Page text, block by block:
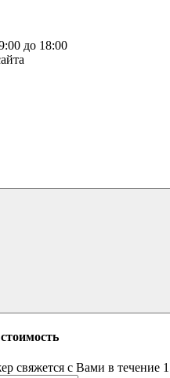
до 18:00
свяжется с Вами в течение 1